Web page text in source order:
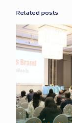
Related posts